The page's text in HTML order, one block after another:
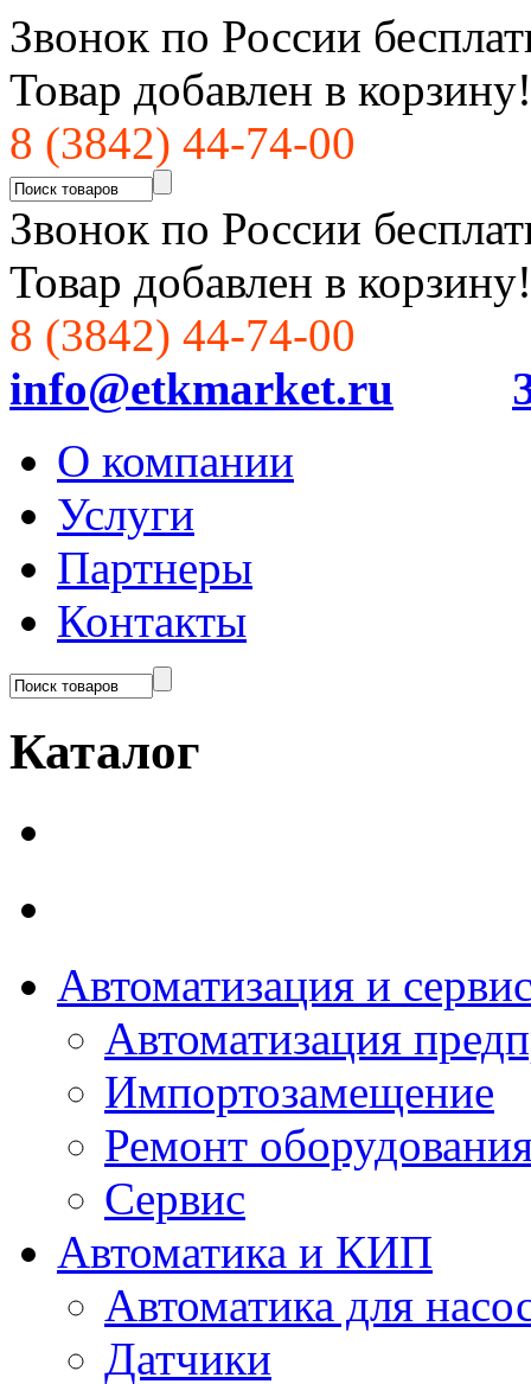
Звонок по России
Товар добавлен в корзину!
8 (3842) 44-74-00
Звонок по России
Товар добавлен в корзину!
8 (3842) 44-74-00
info@etkmarket.ru
О компании
Услуги
Партнеры
Контакты
Каталог
Автоматизация и
Автоматизация
Импортозамещение
Ремонт
Сервис
Автоматика и КИП
Автоматика для
Датчики